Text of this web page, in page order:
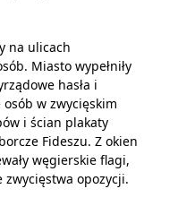
na ulicach
Miasto wypełniły
hasła i
w zwycięskim
i ścian plakaty
Fideszu. Z okien
węgierskie flagi,
opozycji.